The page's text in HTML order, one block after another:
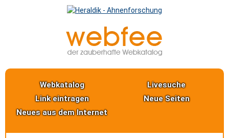
Webkatalog
Livesuche
Link eintragen
Neue Seiten
Neues aus dem Internet